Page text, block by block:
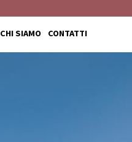
CHI SIAMO CONTATTI